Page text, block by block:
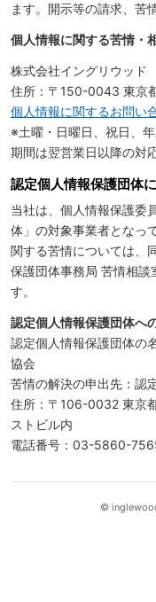
ます。開示等の請求、苦
個人情報に関する苦情・
株式会社イングリウッド
住所：〒150-0043 東京
個人情報に関するお問い
※土曜・日曜日、祝日、
期間は翌営業日以降の対
認定個人情報保護団体
当社は、個人情報保護委
体」の対象事業者となっ
関する苦情については、
保護団体事務局 苦情相談
す。
認定個人情報保護団体へ
認定個人情報保護団体の
協会
苦情の解決の申出先：認
住所：〒106-0032 東京
ストビル内
電話番号：03-5860-
©